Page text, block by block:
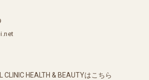
CLINIC HEALTH & BEAUTYはこちら